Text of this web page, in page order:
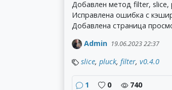
Добавлен метод filter,
Исправлена ошибка с
Добавлена страница
Admin 19.06.2023 22:37
slice, pluck, filter, v0.4.0
1 0 740